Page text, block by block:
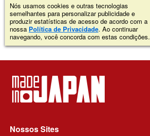
Nós usamos cookies e outras tecnologias
semelhantes para personalizar publicidade e
produzir estatísticas de acesso de acordo com a
nossa Política de Privacidade. Ao continuar
navegando, você concorda com estas condições.
Nossos Sites